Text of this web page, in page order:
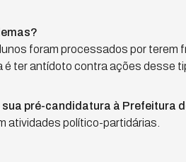
foram processados por terem
é ter antídoto contra ações desse
pré-candidatura à Prefeitura
atividades político-partidárias.